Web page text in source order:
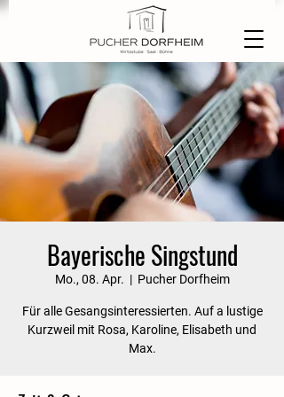
Bayerische Singstund
Mo., 08. Apr.
  |
Pucher Dorfheim
Für alle Gesangsinteressierten. Auf a lustige
Kurzweil mit Rosa, Karoline, Elisabeth und
Max.